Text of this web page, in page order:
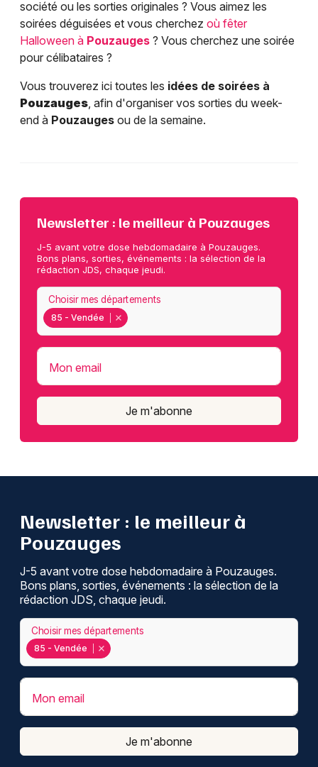
société ou les sorties originales ? Vous aimez les
soirées déguisées et vous cherchez où fêter
Halloween à Pouzauges ? Vous cherchez une soirée
pour célibataires ?
Vous trouverez ici toutes les idées de soirées à
Pouzauges, afin d'organiser vos sorties du week-
end à Pouzauges ou de la semaine.
Newsletter : le meilleur à Pouzauges
J-5 avant votre dose hebdomadaire à Pouzauges.
Bons plans, sorties, événements : la sélection de la
rédaction JDS, chaque jeudi.
85 - Vendée
Choisir mes départements
Mon email
Je m'abonne
Newsletter : le meilleur à
Pouzauges
J-5 avant votre dose hebdomadaire à Pouzauges.
Bons plans, sorties, événements : la sélection de la
rédaction JDS, chaque jeudi.
85 - Vendée
Choisir mes départements
Mon email
Je m'abonne